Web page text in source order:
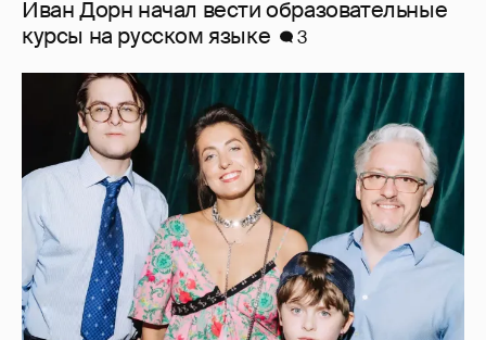
Анастасия Меськова с семьёй, Женя
Малахова с дочерью и другие звёзды
посетили премьеру фильма "Смешарики
сквозь вселенные"